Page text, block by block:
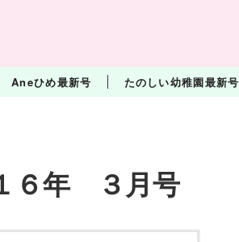
Aneひめ最新号 たのしい幼稚園最新号
６年 ３月号